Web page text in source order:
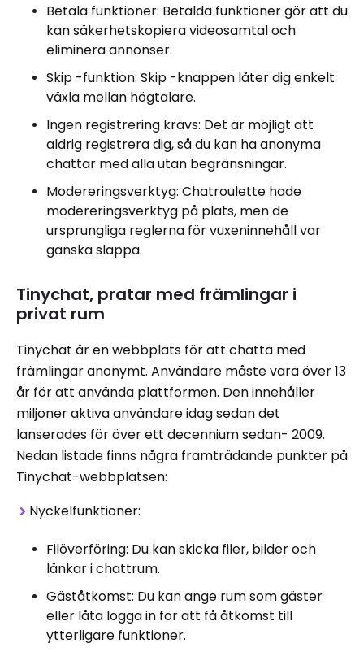
Betala funktioner: Betalda funktioner gör att du
kan säkerhetskopiera videosamtal och
eliminera annonser.
Skip -funktion: Skip -knappen låter dig enkelt
växla mellan högtalare.
Ingen registrering krävs: Det är möjligt att
aldrig registrera dig, så du kan ha anonyma
chattar med alla utan begränsningar.
Modereringsverktyg: Chatroulette hade
modereringsverktyg på plats, men de
ursprungliga reglerna för vuxeninnehåll var
ganska slappa.
Tinychat, pratar med främlingar i
privat rum
Tinychat är en webbplats för att chatta med
främlingar anonymt. Användare måste vara över 13
år för att använda plattformen. Den innehåller
miljoner aktiva användare idag sedan det
lanserades för över ett decennium sedan- 2009.
Nedan listade finns några framträdande punkter på
Tinychat-webbplatsen:
Nyckelfunktioner:
Filöverföring: Du kan skicka filer, bilder och
länkar i chattrum.
Gäståtkomst: Du kan ange rum som gäster
eller låta logga in för att få åtkomst till
ytterligare funktioner.